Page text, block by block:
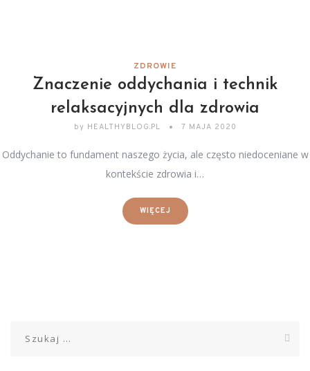
ZDROWIE
Znaczenie oddychania i technik
relaksacyjnych dla zdrowia
by HEALTHYBLOG.PL 7 MAJA 2020
Oddychanie to fundament naszego życia, ale często niedoceniane w
kontekście zdrowia i…
WIĘCEJ